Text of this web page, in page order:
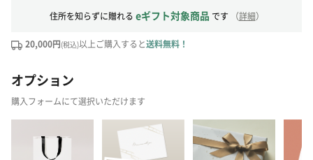
住所を知らずに贈れる eギフト対象商品 です （詳細）
20,000円(税込)以上ご購入すると送料無料！
オプション
購入フォームにて選択いただけます